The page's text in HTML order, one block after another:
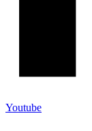
Youtube